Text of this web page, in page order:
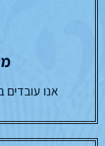
אנו